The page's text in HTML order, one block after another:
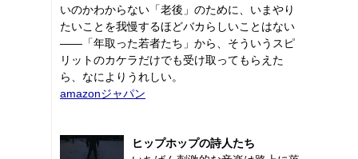
いのかわからない「老後」のために、いまやり
たいことを我慢するほどバカらしいことはない
――「年取った若者たち」から、そういうスピ
リットのカケラだけでも受け取ってもらえた
ら、なによりうれしい。
amazonジャパン
ヒップホップの詩人たち